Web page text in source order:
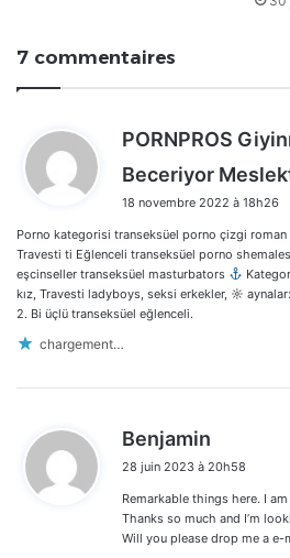
7 commentaires
PORNPROS
Beceriyor
18 novembre 2022 à 18h26
Porno kategorisi transeksüel porno çizgi roman
Travesti ti Eğlenceli transeksüel porno
eşcinseller transeksüel masturbators
kız, Travesti ladyboys, seksi erkekler, ☼ aynalar:
2. Bi üçlü transeksüel eğlenceli.
chargement…
Benjamin
t
:
28 juin 2023 à 20h58
Remarkable things here. I
Thanks so much and I’m
Will you please drop me a e-